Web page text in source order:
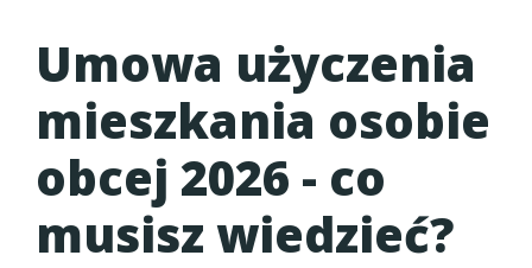
Umowa użyczenia
mieszkania osobie
obcej 2026 - co
musisz wiedzieć?